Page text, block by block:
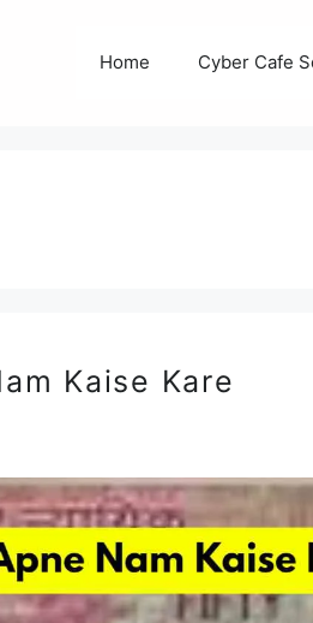
Home Cyber Cafe
Kaise Kare